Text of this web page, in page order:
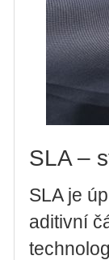
SLA –
SLA je
aditivní